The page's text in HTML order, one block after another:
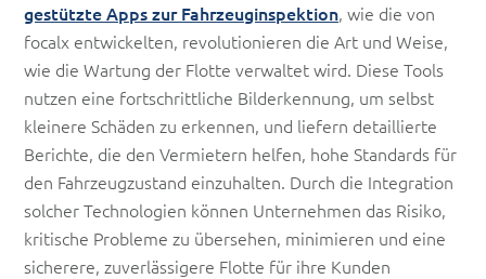
gestützte Apps zur Fahrzeuginspektion, wie die von
focalx entwickelten, revolutionieren die Art und Weise,
wie die Wartung der Flotte verwaltet wird. Diese Tools
nutzen eine fortschrittliche Bilderkennung, um selbst
kleinere Schäden zu erkennen, und liefern detaillierte
Berichte, die den Vermietern helfen, hohe Standards für
den Fahrzeugzustand einzuhalten. Durch die Integration
solcher Technologien können Unternehmen das Risiko,
kritische Probleme zu übersehen, minimieren und eine
sicherere, zuverlässigere Flotte für ihre Kunden